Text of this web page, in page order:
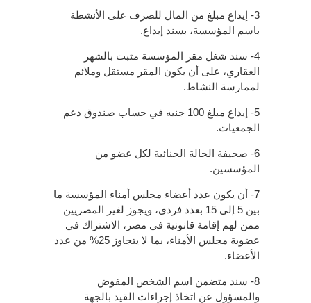
3- إيداع مبلغ من المال للصرف على الأنشطة
باسم المؤسسة، بسند إيداع.
4- سند شغل مقر المؤسسة مثبت بالشهر
العقاري، على أن يكون المقر مستقل وملائم
لممارسة النشاط.
5- إيداع مبلغ 100 جنيه في حساب صندوق دعم
الجمعيات.
6- صحيفة الحالة الجنائية لكل عضو من
المؤسسين.
7- أن يكون عدد أعضاء مجلس أمناء المؤسسة ما
بين 5 إلى 15 بعدد فردى، ويجوز لغير المصريين
ممن لهم إقامة قانونية في مصر، الاشتراك في
عضوية مجلس الأمناء، بما لا يتجاوز 25% من عدد
الأعضاء.
8- سند متضمن اسم الشخص المفوض
والمسؤول عن اتخاذ إجراءات القيد بالجهة